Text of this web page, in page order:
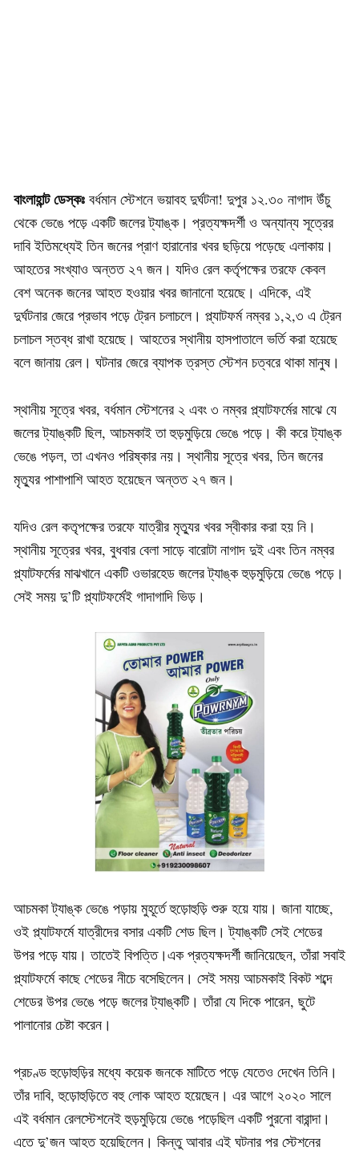
বাংলাহান্ট ডেস্কঃ বর্ধমান স্টেশনে ভয়াবহ দুর্ঘটনা! দুপুর ১২.৩০ নাগাদ উঁচু
থেকে ভেঙে পড়ে একটি জলের ট্যাঙ্ক। প্রত্যক্ষদর্শী ও অন্যান্য সূত্রের
দাবি ইতিমধ্যেই তিন জনের প্রাণ হারানোর খবর ছড়িয়ে পড়েছে এলাকায়।
আহতের সংখ্যাও অন্তত ২৭ জন। যদিও রেল কর্তৃপক্ষের তরফে কেবল
বেশ অনেক জনের আহত হওয়ার খবর জানানো হয়েছে। এদিকে, এই
দুর্ঘটনার জেরে প্রভাব পড়ে ট্রেন চলাচলে। প্ল্যাটফর্ম নম্বর ১,২,৩ এ ট্রেন
চলাচল স্তব্ধ রাখা হয়েছে। আহতের স্থানীয় হাসপাতালে ভর্তি করা হয়েছে
বলে জানায় রেল। ঘটনার জেরে ব্যাপক ত্রস্ত স্টেশন চত্বরে থাকা মানুষ।
স্থানীয় সূত্রে খবর, বর্ধমান স্টেশনের ২ এবং ৩ নম্বর প্ল্যাটফর্মের মাঝে যে
জলের ট্যাঙ্কটি ছিল, আচমকাই তা হুড়মুড়িয়ে ভেঙে পড়ে। কী করে ট্যাঙ্ক
ভেঙে পড়ল, তা এখনও পরিষ্কার নয়। স্থানীয় সূত্রে খবর, তিন জনের
মৃত্যুর পাশাপাশি আহত হয়েছেন অন্তত ২৭ জন।
যদিও রেল কতৃপক্ষের তরফে যাত্রীর মৃত্যুর খবর স্বীকার করা হয় নি।
স্থানীয় সূত্রের খবর, বুধবার বেলা সাড়ে বারোটা নাগাদ দুই এবং তিন নম্বর
প্ল্যাটফর্মের মাঝখানে একটি ওভারহেড জলের ট্যাঙ্ক হুড়মুড়িয়ে ভেঙে পড়ে।
সেই সময় দু’টি প্ল্যাটফর্মেই গাদাগাদি ভিড়।
আচমকা ট্যাঙ্ক ভেঙে পড়ায় মুহূর্তে হুড়োহুড়ি শুরু হয়ে যায়। জানা যাচ্ছে,
ওই প্ল্যাটফর্মে যাত্রীদের বসার একটি শেড ছিল। ট্যাঙ্কটি সেই শেডের
উপর পড়ে যায়। তাতেই বিপত্তি।এক প্রত্যক্ষদর্শী জানিয়েছেন, তাঁরা সবাই
প্ল্যাটফর্মে কাছে শেডের নীচে বসেছিলেন। সেই সময় আচমকাই বিকট শব্দে
শেডের উপর ভেঙে পড়ে জলের ট্যাঙ্কটি। তাঁরা যে দিকে পারেন, ছুটে
পালানোর চেষ্টা করেন।
প্রচণ্ড হুড়োহুড়ির মধ্যে কয়েক জনকে মাটিতে পড়ে যেতেও দেখেন তিনি।
তাঁর দাবি, হুড়োহুড়িতে বহু লোক আহত হয়েছেন। এর আগে ২০২০ সালে
এই বর্ধমান রেলস্টেশনেই হুড়মুড়িয়ে ভেঙে পড়েছিল একটি পুরনো বারান্দা।
এতে দু’জন আহত হয়েছিলেন। কিন্তু আবার এই ঘটনার পর স্টেশনের